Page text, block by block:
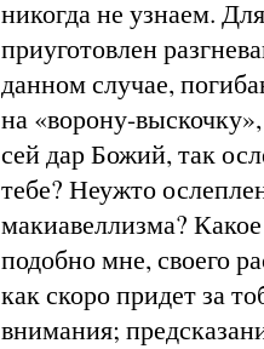
никогда не узнаем.
приуготовлен
данном случае,
на «ворону-
сей дар Божий, так
тебе? Неужто
макиавеллизма?
подобно мне, своего
как скоро придет за
внимания;